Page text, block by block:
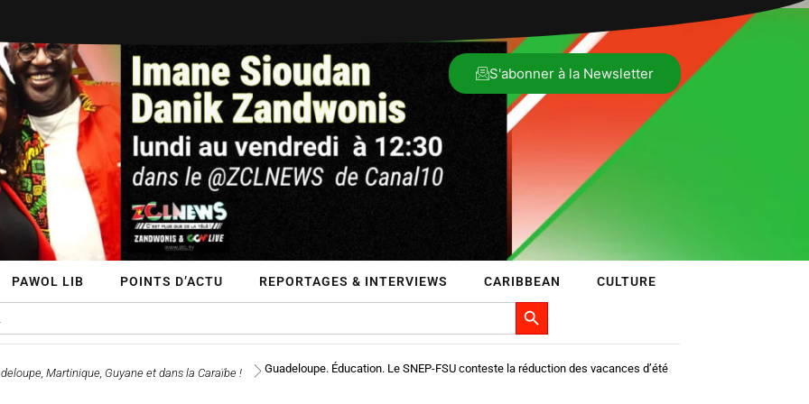
S'abonner à la Newsletter
PAWOL LIB POINTS D’ACTU REPORTAGES & INTERVIEWS CARIBBEAN CULTURE
Search Button
Martinique, Guyane et dans la Caraïbe ! Guadeloupe. Éducation. Le SNEP-FSU conteste la réduction des vacances d’été